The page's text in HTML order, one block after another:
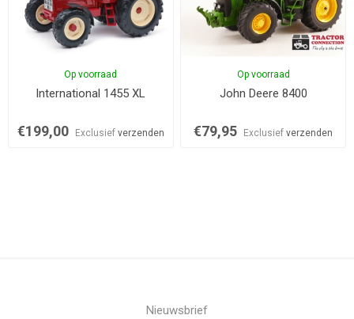
Op voorraad
International 1455 XL
€199,00 Exclusief verzenden
Op voorraad
John Deere 8400
€79,95 Exclusiefverzenden
Nieuwsbrief